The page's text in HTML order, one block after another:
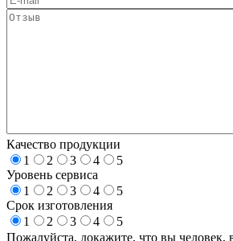
Качество продукции
1
2 3 4
5
Уровень сервиса
1
2 3 4
5
Срок изготовления
1
2 3 4
5
Пожалуйста, докажите, что вы человек,